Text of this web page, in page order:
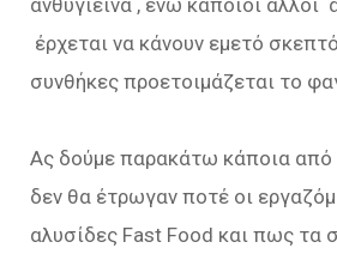
ανθυγιεινά , ενώ κάποιοι άλλοι
έρχεται να κάνουν εμετό
συνθήκες προετοιμάζεται το
Ας δούμε παρακάτω κάποια από
δεν θα έτρωγαν ποτέ οι
αλυσίδες Fast Food και πως τα